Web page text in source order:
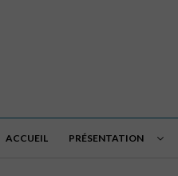
ACCUEIL PRÉSENTATION